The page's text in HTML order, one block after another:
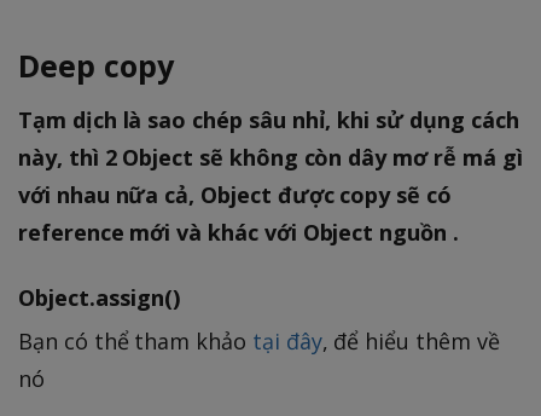
Deep copy
Tạm dịch là sao chép sâu nhỉ, khi sử dụng cách
này, thì 2 Object sẽ không còn dây mơ rễ má gì
với nhau nữa cả, Object được copy sẽ có
reference mới và khác với Object nguồn .
Object.assign()
Bạn có thể tham khảo tại đây, để hiểu thêm về
nó